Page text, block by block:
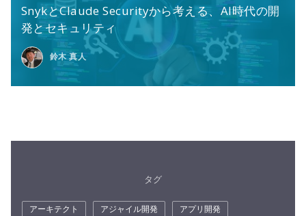
SnykとClaude Securityから考える、AI時代の開
発とセキュリティ
鈴木 真人
タグ
アーキテクト アジャイル開発
アプリ開発